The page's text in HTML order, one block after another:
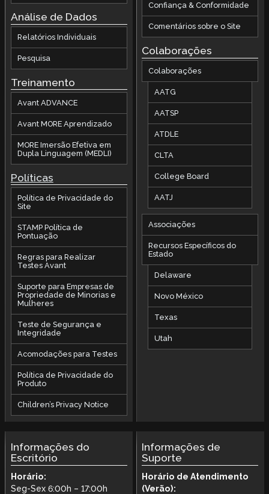
Análise de Dados
Relatórios Individuais
Pesquisa
Treinamento
Avant ADVANCE
Avant MORE Aprendizado
MORE Imersão Efetiva em
Dupla Linguagem (MEDLI)
Políticas
Política de Privacidade do
Site
STAMP Política de
Pontuação
Regras para Realizar
Testes Avant
Suporte para Empresas de
Propriedade de Minorias e
Mulheres
Teste de Segurança e
Integridade
Acomodações para Testes
Política de Privacidade do
Produto
Children’s Privacy Notice
Confiança & Conformidade
Comentários sobre o Site
Colaborações
Colaborações
AATG
AATSP
ATDLE
CLTA
College Board
AATJ
Associações
Recursos Específicos do
Estado
Delaware
Novo México
Texas
Utah
Informações do
Escritório
Horário:
Seg-Sex 6:00h – 17:00h
Informações de
Suporte
Horário de Atendimento
(Verão):